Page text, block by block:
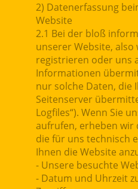
2) Datenerfassung
Website
2.1 Bei der bloß
unserer Website, also
registrieren oder uns
Informationen
nur solche Daten, die
Seitenserver
Logfiles“). Wenn Sie
aufrufen, erheben wir
die für uns technisch
Ihnen die Website
- Unsere besuchte
- Datum und Uhrzeit